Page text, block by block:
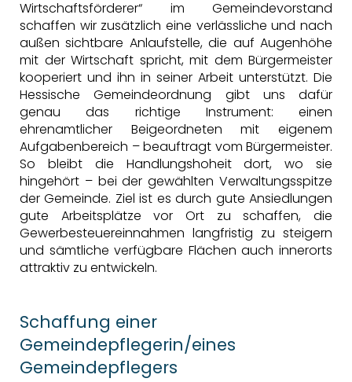
Wirtschaftsförderer“ im Gemeindevorstand
schaffen wir zusätzlich eine verlässliche und nach
außen sichtbare Anlaufstelle, die auf Augenhöhe
mit der Wirtschaft spricht, mit dem Bürgermeister
kooperiert und ihn in seiner Arbeit unterstützt. Die
Hessische Gemeindeordnung gibt uns dafür
genau das richtige Instrument: einen
ehrenamtlicher Beigeordneten mit eigenem
Aufgabenbereich – beauftragt vom Bürgermeister.
So bleibt die Handlungshoheit dort, wo sie
hingehört – bei der gewählten Verwaltungsspitze
der Gemeinde. Ziel ist es durch gute Ansiedlungen
gute Arbeitsplätze vor Ort zu schaffen, die
Gewerbesteuereinnahmen langfristig zu steigern
und sämtliche verfügbare Flächen auch innerorts
attraktiv zu entwickeln.
Schaffung einer
Gemeindepflegerin/eines
Gemeindepflegers